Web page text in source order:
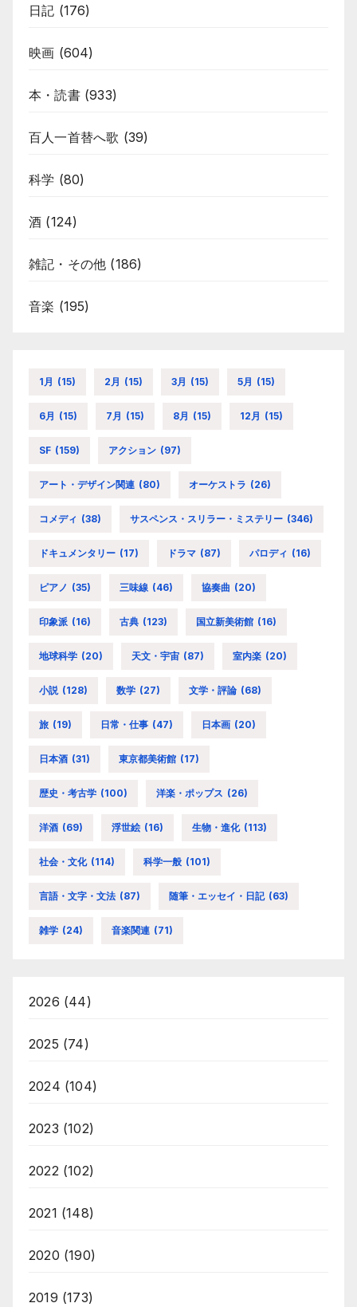
日記 (176)
映画 (604)
本・読書(933)
百人一首替へ歌 (39)
科学 (80)
酒 (124)
雑記・その他 (186)
音楽 (195)
1月 (15) 2月 (15) 3月 (15) 5月 (15)
6月 (15) 7月 (15) 8月 (15) 12月 (15)
SF (159) アクション (97)
アート・デザイン関連 (80) オーケストラ (26)
コメディ (38) サスペンス・スリラー・ミステリー (346)
ドキュメンタリー (17) ドラマ (87) パロディ (16)
ピアノ (35) 三味線 (46) 協奏曲 (20)
印象派 (16) 古典 (123) 国立新美術館 (16)
地球科学 (20) 天文・宇宙 (87) 室内楽 (20)
小説 (128) 数学 (27) 文学・評論 (68)
旅 (19) 日常・仕事 (47) 日本画 (20)
日本酒 (31) 東京都美術館 (17)
歴史・考古学 (100) 洋楽・ポップス (26)
洋酒 (69) 浮世絵 (16) 生物・進化 (113)
社会・文化 (114) 科学一般 (101)
言語・文字・文法 (87) 随筆・エッセイ・日記 (63)
雑学 (24) 音楽関連 (71)
2026 (44)
2025 (74)
2024 (104)
2023 (102)
2022(102)
2021 (148)
2020 (190)
2019 (173)